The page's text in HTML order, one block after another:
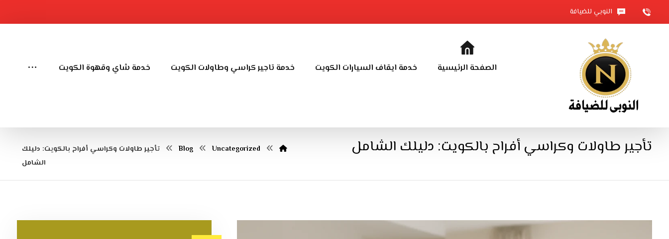
النوبي للضيافة
الصفحة الرئيسية خدمة ايقاف السيارات الكويت خدمة تاجير كراسي وطاولات الكويت خدمة شاي وقهوة الكويت
تأجير طاولات وكراسي أفراح بالكويت: دليلك الشامل Blog Uncategorized
تأجير طاولات وكراسي أفراح بالكويت: دليلك
الشامل